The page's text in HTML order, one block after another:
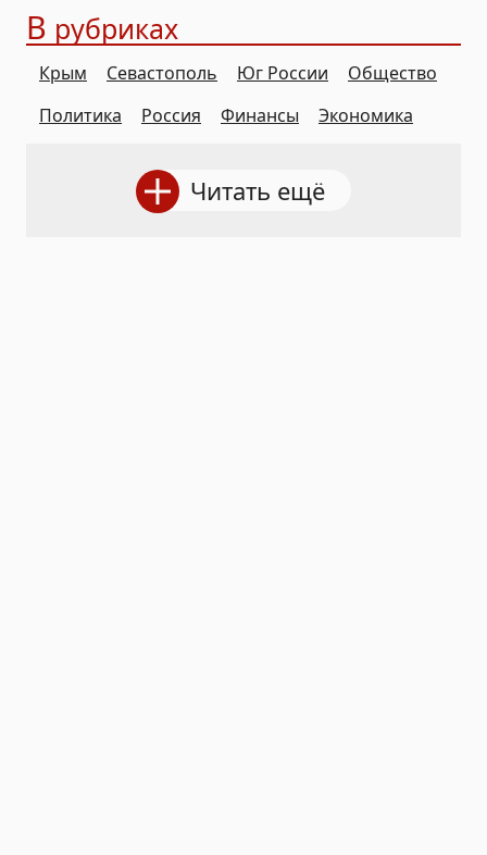
В рубриках
Крым Севастополь Юг России
Общество
Политика
Россия Финансы Экономика
Читать ещё